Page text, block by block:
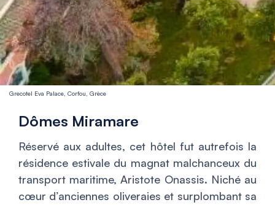
Grecotel Eva Palace, Corfou, Grèce
Dômes Miramare
Réservé aux adultes, cet hôtel fut autrefois la
résidence estivale du magnat malchanceux du
transport maritime, Aristote Onassis. Niché au
cœur d’anciennes oliveraies et surplombant sa